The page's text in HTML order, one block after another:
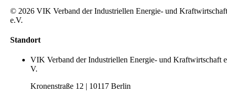
© 2026 VIK Verband der Industriellen Energie- und Kraftwirtschaft
e.V.
Standort
VIK Verband der Industriellen Energie- und Kraftwirtschaft
V.
Kronenstraße 12 | 10117 Berlin